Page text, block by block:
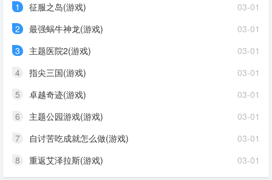
03-01
1
征服之岛(游戏)
03-01
2
最强蜗牛神龙(游戏)
03-01
3
主题医院2(游戏)
03-01
4
指尖三国(游戏)
03-01
5
卓越奇迹(游戏)
03-01
6
主题公园游戏(游戏)
03-01
7
自讨苦吃成就怎么做(游戏)
03-01
8 重返艾泽拉斯(游戏)